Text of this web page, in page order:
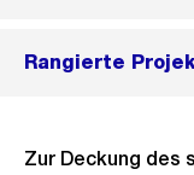
Rangierte
Zur Deckung des